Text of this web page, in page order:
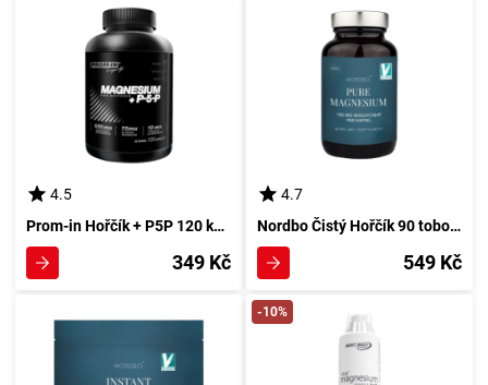
4.5
Prom-in Hořčík + P5P 120 kapsul
349 Kč
4.7
Nordbo Čistý Hořčík 90 toboliek
549 Kč
-10%